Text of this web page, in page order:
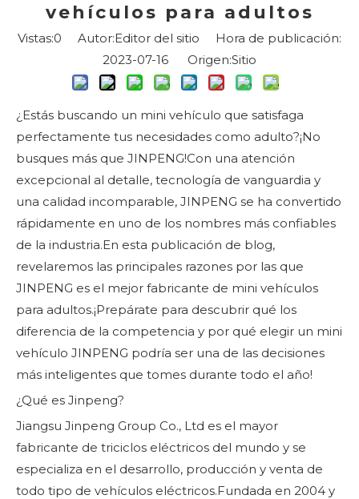
vehículos para adultos
Vistas:0 Autor:Editor del sitio Hora de publicación:
2023-07-16 Origen:Sitio
¿Estás buscando un mini vehículo que satisfaga
perfectamente tus necesidades como adulto?¡No
busques más que JINPENG!Con una atención
excepcional al detalle, tecnología de vanguardia y
una calidad incomparable, JINPENG se ha convertido
rápidamente en uno de los nombres más confiables
de la industria.En esta publicación de blog,
revelaremos las principales razones por las que
JINPENG es el mejor fabricante de mini vehículos
para adultos.¡Prepárate para descubrir qué los
diferencia de la competencia y por qué elegir un mini
vehículo JINPENG podría ser una de las decisiones
más inteligentes que tomes durante todo el año!
¿Qué es Jinpeng?
Jiangsu Jinpeng Group Co., Ltd es el mayor
fabricante de triciclos eléctricos del mundo y se
especializa en el desarrollo, producción y venta de
todo tipo de vehículos eléctricos.Fundada en 2004 y